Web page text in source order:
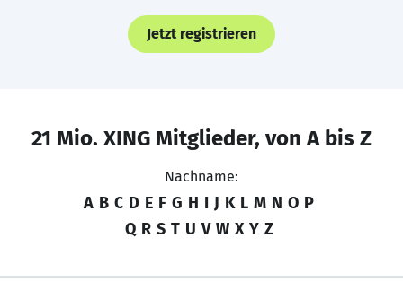
Jetzt registrieren
21 Mio. XING Mitglieder, von A bis Z
Nachname:
A B C D E F G H I J K L M N O P
Q R S T U V W X Y Z